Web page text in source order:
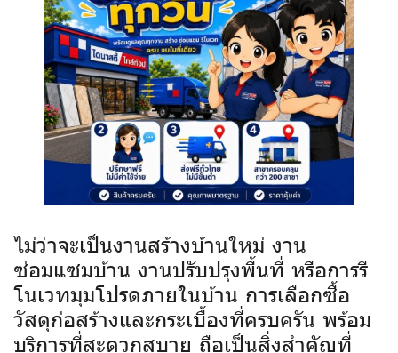
ไม่ว่าจะเป็นงานสร้างบ้านใหม่ งาน
ซ่อมแซมบ้าน งานปรับปรุงพื้นที่ หรือการรี
โนเวทมุมโปรดภายในบ้าน การเลือกซื้อ
วัสดุก่อสร้างและกระเบื้องที่ครบครัน พร้อม
บริการที่สะดวกสบาย ถือเป็นสิ่งสำคัญที่